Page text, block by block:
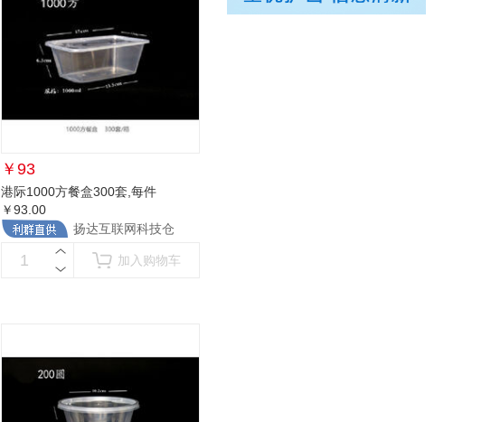
￥ 93
港际1000方餐盒300套 ,每件
￥93.00
扬达互联网科技仓
加入购物车